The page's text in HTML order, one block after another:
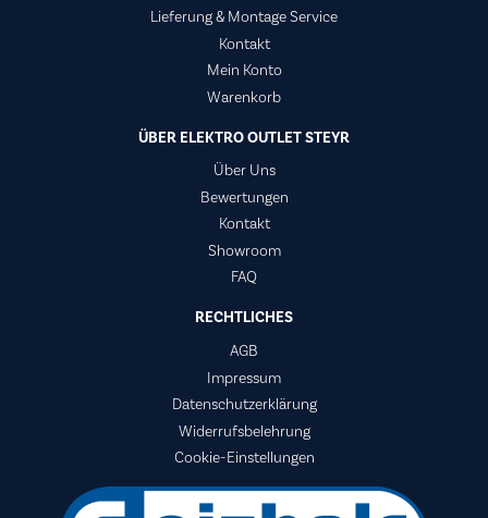
Lieferung & Montage Service
Kontakt
Mein Konto
Warenkorb
ÜBER ELEKTRO OUTLET STEYR
Über Uns
Bewertungen
Kontakt
Showroom
FAQ
RECHTLICHES
AGB
Impressum
Datenschutzerklärung
Widerrufsbelehrung
Cookie-Einstellungen